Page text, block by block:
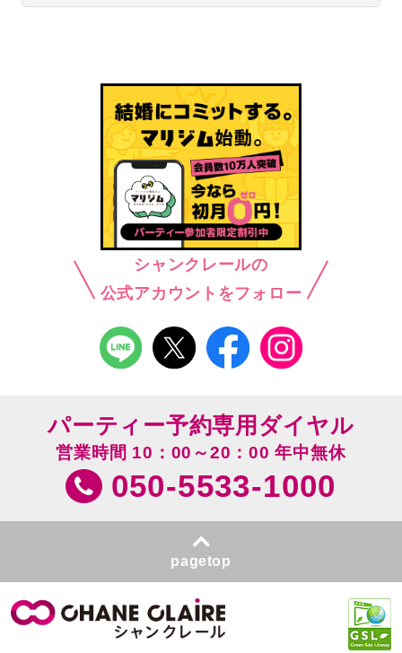
シャンクレールの
公式アカウントをフォロー
パーティー予約専用ダイヤル
営業時間 10：00～20：00 年中無休
050-5533-1000
pagetop